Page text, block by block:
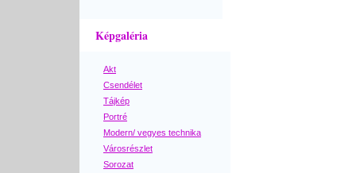
Képgaléria
Akt
Csendélet
Tájkép
Portré
Modern/ vegyes technika
Városrészlet
Sorozat